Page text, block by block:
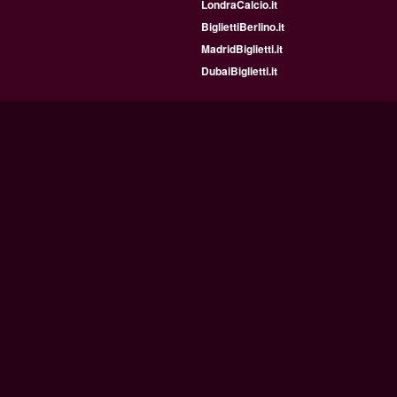
LondraCalcio.it
BigliettiBerlino.it
MadridBiglietti.it
DubaiBiglietti.it